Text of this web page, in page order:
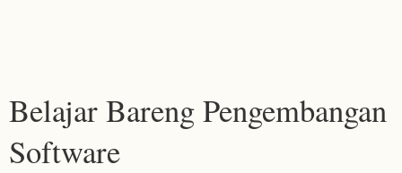
Belajar Bareng Pengembangan
Software